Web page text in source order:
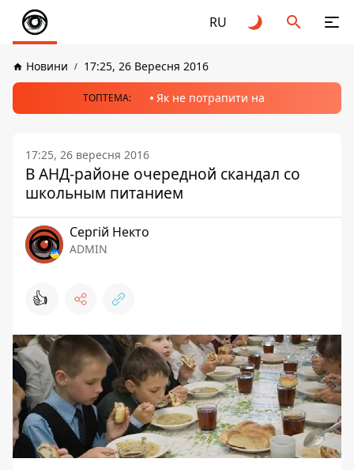
RU
Новини 17:25, 26 Вересня 2016
ТОПТЕМА: Як не потрапити на
17:25, 26 вересня 2016
В АНД-районе очередной скандал со
школьным питанием
Сергій Некто
ADMIN
👍